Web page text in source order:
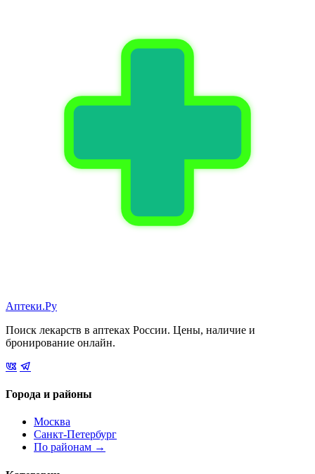
Аптеки.Ру
Поиск лекарств в аптеках России. Цены, наличие и
бронирование онлайн.
Города и районы
Москва
Санкт-Петербург
По районам →